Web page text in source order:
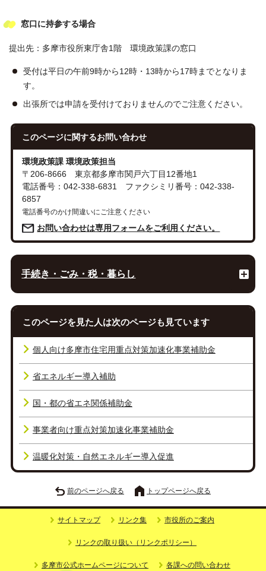
窓口に持参する場合
提出先：多摩市役所東庁舎1階 環境政策課の窓口
受付は平日の午前9時から12時・13時から17時までとなりま
す。
出張所では申請を受付けておりませんのでご注意ください。
このページに関するお問い合わせ
環境政策課 環境政策担当
〒206-8666 東京都多摩市関戸六丁目12番地1
電話番号：042-338-6831 ファクシミリ番号：042-338-
6857
電話番号のかけ間違いにご注意ください
お問い合わせは専用フォームをご利用ください。
手続き・ごみ・税・暮らし
このページを見た人は次のページも見ています
個人向け多摩市住宅用重点対策加速化事業補助金
省エネルギー導入補助
国・都の省エネ関係補助金
事業者向け重点対策加速化事業補助金
温暖化対策・自然エネルギー導入促進
前のページへ戻る トップページへ戻る
サイトマップ リンク集 市役所のご案内
リンクの取り扱い（リンクポリシー）
多摩市公式ホームページについて 各課への問い合わせ